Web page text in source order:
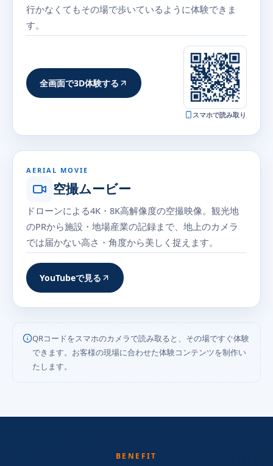
行かなくてもその場で歩いているように体験できま
す。
全画面で3D体験する
スマホで読み取り
AERIAL MOVIE
空撮ムービー
ドローンによる4K・8K高解像度の空撮映像。観光地
のPRから施設・地場産業の記録まで、地上のカメラ
では届かない高さ・角度から美しく捉えます。
YouTubeで見る
QRコードをスマホのカメラで読み取ると、その場ですぐ体験
できます。お客様の現場に合わせた体験コンテンツを制作い
たします。
BENEFIT